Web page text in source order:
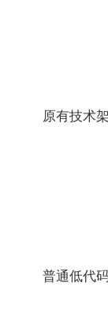
原有技术
普通低代